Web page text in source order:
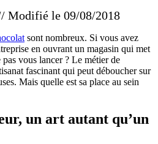
Modifié le 09/08/2018
sont nombreux. Si vous avez
en ouvrant un magasin qui met
vous lancer ? Le métier de
fascinant qui peut déboucher sur
Mais quelle est sa place au sein
un art autant qu’un